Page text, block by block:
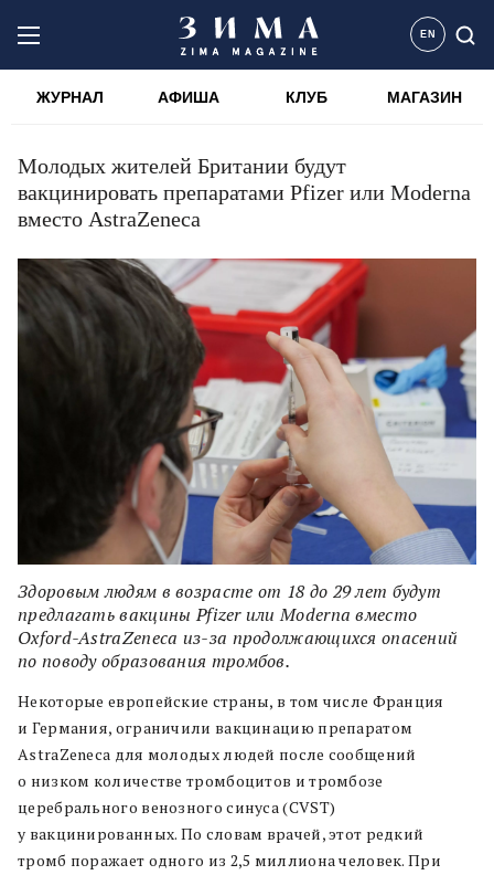
EN
ЖУРНАЛ АФИША КЛУБ МАГАЗИН
Молодых жителей Британии будут
вакцинировать препаратами Pfizer или Moderna
вместо AstraZeneca
Здоровым людям в возрасте от 18 до 29 лет будут
предлагать вакцины Pfizer или Moderna вместо
Oxford-AstraZeneca из-за продолжающихся опасений
по поводу образования тромбов.
Некоторые европейские страны, в том числе Франция
и Германия, ограничили вакцинацию препаратом
AstraZeneca для молодых людей после сообщений
о низком количестве тромбоцитов и тромбозе
церебрального венозного синуса (CVST)
у вакцинированных. По словам врачей, этот редкий
тромб поражает одного из 2,5 миллиона человек. При